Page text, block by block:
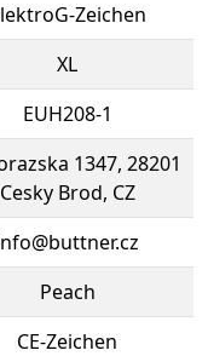
Zeichen
XL
EUH208-1
1347, 28201
Cesky Brod, CZ
Peach
CE-Zeichen